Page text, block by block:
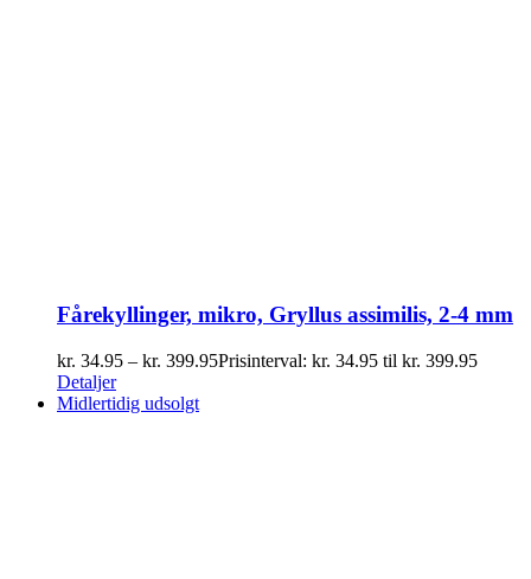
Fårekyllinger, mikro, Gryllus assimilis, 2-4 mm
kr. 34.95 – kr. 399.95Prisinterval: kr. 34.95 til kr. 399.95
Detaljer
Midlertidig udsolgt